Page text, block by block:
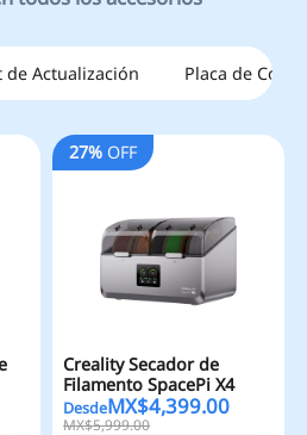
de Actualización Placa de
27%OFF
Creality Secador de
Filamento SpacePi X4
DesdeMX$4,399.00
MX$5,999.00